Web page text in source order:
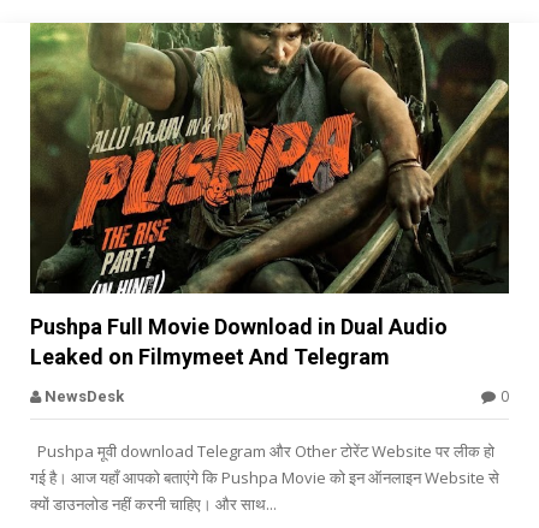
Pushpa Full Movie Download in Dual Audio
Leaked on Filmymeet And Telegram
NewsDesk 0
Pushpa मूवी download Telegram और Other टोरेंट Website पर लीक हो
गई है। आज यहाँ आपको बताएंगे कि Pushpa Movie को इन ऑनलाइन Website से
क्यों डाउनलोड नहीं करनी चाहिए। और साथ...
Offbeat